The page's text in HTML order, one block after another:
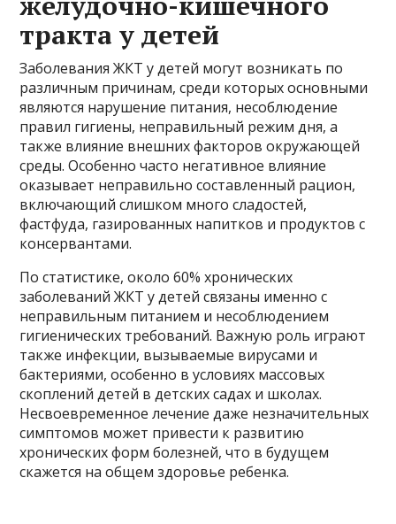
тракта у детей
Заболевания ЖКТ у детей могут возникать по
различным причинам, среди которых основными
являются нарушение питания, несоблюдение
правил гигиены, неправильный режим дня, а
также влияние внешних факторов окружающей
среды. Особенно часто негативное влияние
оказывает неправильно составленный рацион,
включающий слишком много сладостей,
фастфуда, газированных напитков и продуктов с
консервантами.
По статистике, около 60% хронических
заболеваний ЖКТ у детей связаны именно с
неправильным питанием и несоблюдением
гигиенических требований. Важную роль играют
также инфекции, вызываемые вирусами и
бактериями, особенно в условиях массовых
скоплений детей в детских садах и школах.
Несвоевременное лечение даже незначительных
симптомов может привести к развитию
хронических форм болезней, что в будущем
скажется на общем здоровье ребенка.